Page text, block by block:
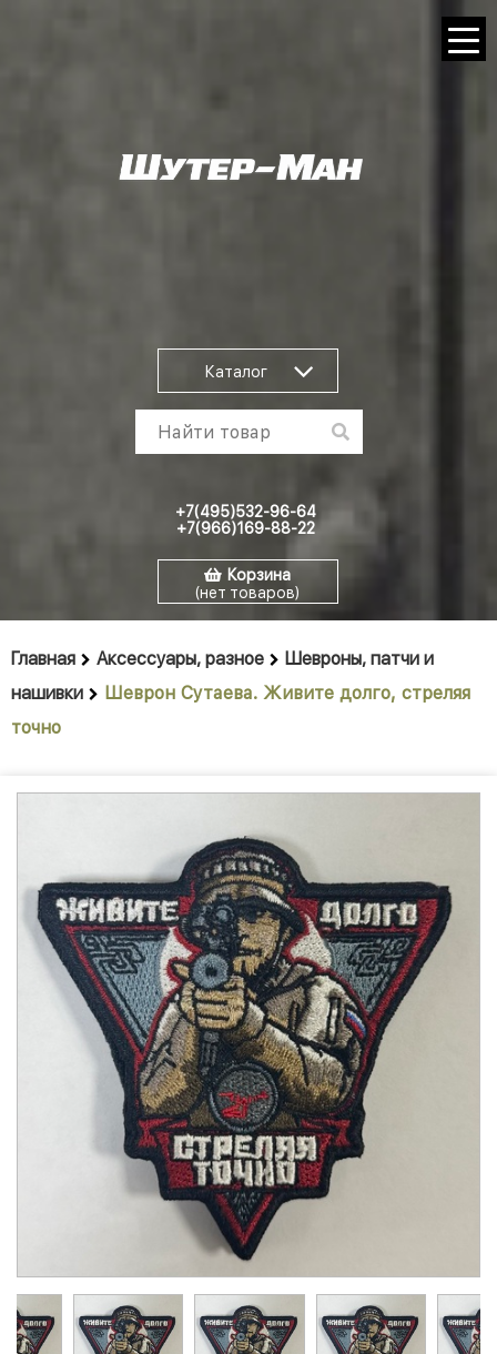
Каталог
+7(495)532-96-64
+7(966)169-88-22
Корзина
(нет товаров)
Главная Аксессуары, разное
Шевроны, патчи и
нашивки
Шеврон Сутаева. Живите долго, стреляя
точно